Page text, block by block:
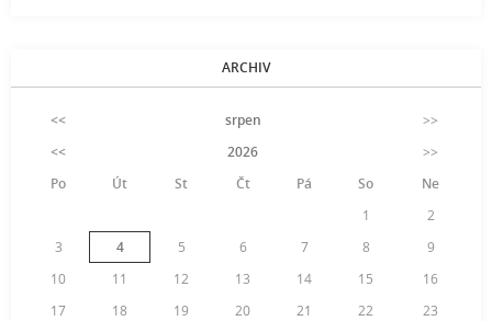
ARCHIV
<< srpen
>>
<<
2026
>>
Po
Út St Čt Pá So
Ne
1
2
3
4 5 6 7 8
9
10
11 12 13 14 15
16
17
18 19 20 21 22
23